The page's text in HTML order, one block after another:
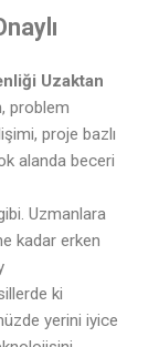
Uzaktan
problem
proje bazlı
alanda beceri
Uzmanlara
kadar erken
ki
yerini iyice